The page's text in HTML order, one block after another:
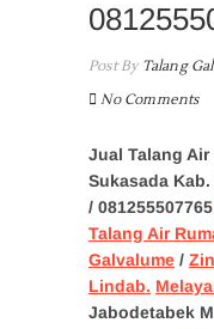
Post ByTalang
No Comments
Jual Talang
Sukasada
/ 081255507765
Talang Air
Galvalume /
Lindab.
Jabodetabek